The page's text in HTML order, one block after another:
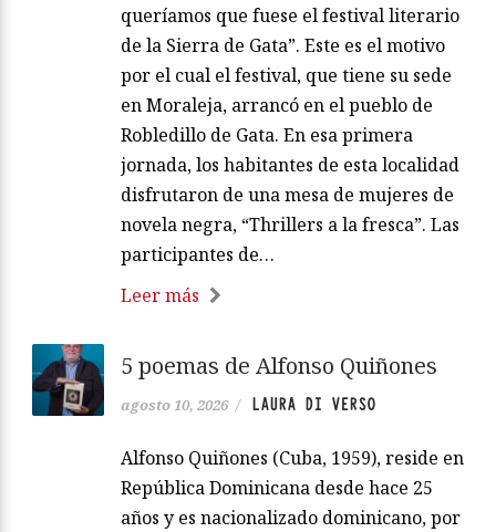
queríamos que fuese el festival literario
de la Sierra de Gata”. Este es el motivo
por el cual el festival, que tiene su sede
en Moraleja, arrancó en el pueblo de
Robledillo de Gata. En esa primera
jornada, los habitantes de esta localidad
disfrutaron de una mesa de mujeres de
novela negra, “Thrillers a la fresca”. Las
participantes de…
Leer más
5 poemas de Alfonso Quiñones
agosto 10, 2026 / LAURA DI VERSO
Alfonso Quiñones (Cuba, 1959), reside en
República Dominicana desde hace 25
años y es nacionalizado dominicano, por